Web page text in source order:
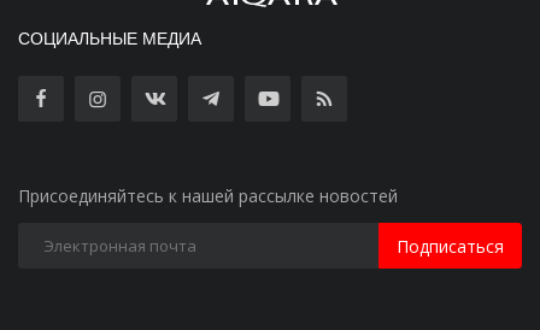
СОЦИАЛЬНЫЕ МЕДИА
Присоединяйтесь к нашей рассылке новостей
Подписаться